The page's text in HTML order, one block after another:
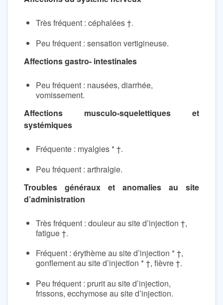
Très fréquent : céphalées †.
Peu fréquent : sensation vertigineuse.
Affections gastro- intestinales
Peu fréquent : nausées, diarrhée,
vomissement.
Affections musculo-squelettiques et
systémiques
Fréquente : myalgies * †.
Peu fréquent : arthralgie.
Troubles généraux et anomalies au site
d’administration
Très fréquent : douleur au site d’injection †,
fatigue †.
Fréquent : érythème au site d’injection * †,
gonflement au site d’injection * †, fièvre †.
Peu fréquent : prurit au site d’injection,
frissons, ecchymose au site d’injection.